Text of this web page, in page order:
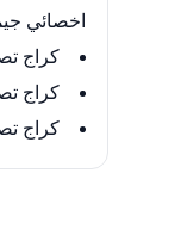
اخصائي
كراج
كراج
كراج